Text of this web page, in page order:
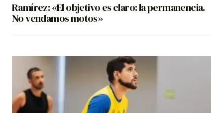
Ramírez: «El objetivo es claro: la permanencia.
No vendamos motos»